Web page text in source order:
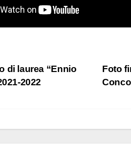
Foto
di laurea “Ennio
2022